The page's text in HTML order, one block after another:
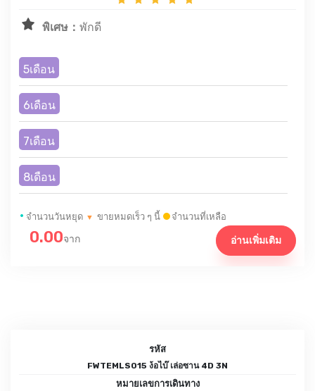
พิเศษ： พักดี
5เดือน
6เดือน
7เดือน
8เดือน
• จำนวนวันหยุด ▼ ขายหมดเร็ว ๆ นี้ จำนวนที่เหลือ
0.00จาก อ่านเพิ่มเติม
รหัส
FWTEMLS015 ง้อไบ๊ เล่อซาน 4D 3N
หมายเลขการเดินทาง